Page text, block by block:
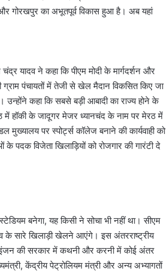
गोरखपुर का अभूतपूर्व विकास हुआ है। अब यहां
यादव ने कहा कि पीएम मोदी के मार्गदर्शन और
पंचायतों में तेजी से खेल मैदान विकसित किए जा
कहा कि सबसे बड़ी आबादी का राज्य होने के
में हॉकी के जादूगर मेजर ध्यानचंद के नाम पर मेरठ में
पर स्पोर्ट्स कॉलेज बनाने की कार्यवाही को
पदक विजेता खिलाड़ियों को रोजगार की गारंटी दे
बनेगा, यह किसी ने सोचा भी नहीं था। सीएम
के सारे खिलाड़ी खेलने आएंगे। इस अंतरराष्ट्रीय
की सरकार में कथनी और करनी में कोई अंतर
केंद्रीय पेट्रोलियम मंत्री और अन्य अभ्यागतों